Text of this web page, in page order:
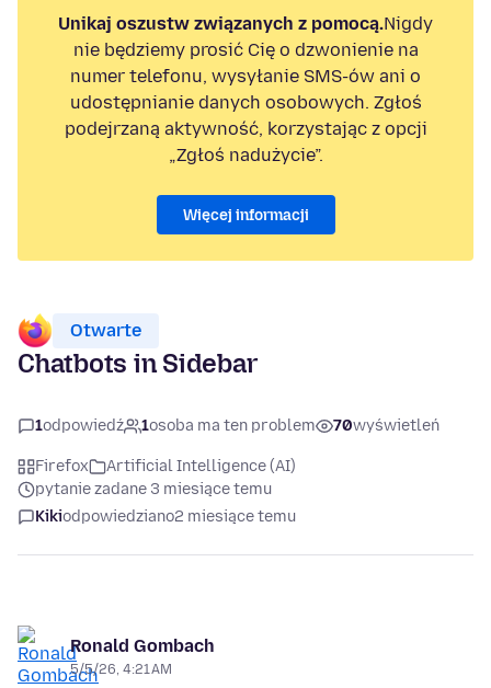
Unikaj oszustw związanych z pomocą.Nigdy
nie będziemy prosić Cię o dzwonienie na
numer telefonu, wysyłanie SMS-ów ani o
udostępnianie danych osobowych. Zgłoś
podejrzaną aktywność, korzystając z opcji
„Zgłoś nadużycie”.
Więcej informacji
Otwarte
Chatbots in Sidebar
1odpowiedź 1osoba ma ten problem 70wyświetleń
Firefox
Artificial Intelligence (AI)
pytanie zadane 3 miesiące temu
Kikiodpowiedziano2 miesiące temu
Ronald Gombach
5/5/26, 4:21 AM